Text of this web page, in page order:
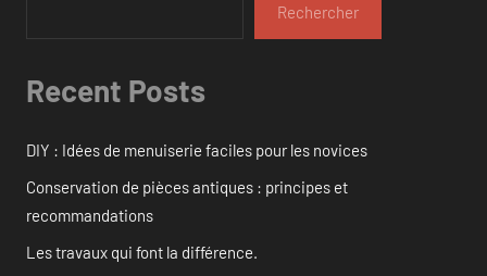
Rechercher
Recent Posts
DIY : Idées de menuiserie faciles pour les novices
Conservation de pièces antiques : principes et
recommandations
Les travaux qui font la différence.